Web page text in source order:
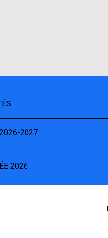
2026-2027
2026